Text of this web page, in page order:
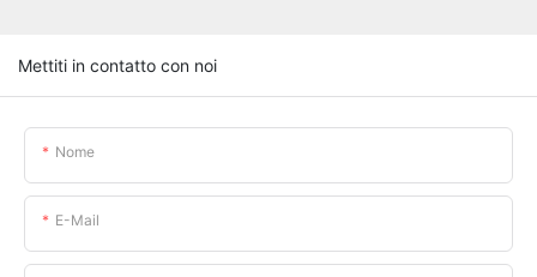
Mettiti in contatto con noi
Nome
E-Mail